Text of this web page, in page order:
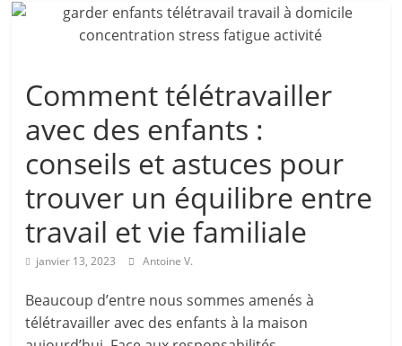
Comment télétravailler
avec des enfants :
conseils et astuces pour
trouver un équilibre entre
travail et vie familiale
janvier 13, 2023 Antoine V.
Beaucoup d’entre nous sommes amenés à
télétravailler avec des enfants à la maison